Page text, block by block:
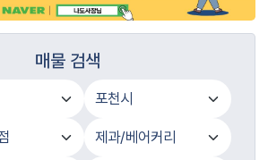
매물 검색